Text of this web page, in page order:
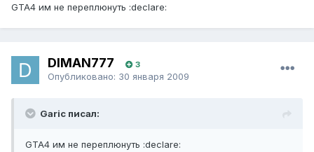
GTA4 им не переплюнуть :declare:
DIMAN777 3
Опубликовано: 30 января 2009
Garic писал:
GTA4 им не переплюнуть :declare: